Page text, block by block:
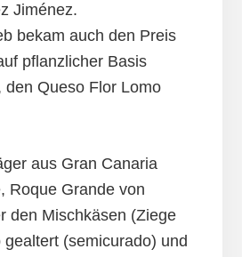
Jiménez.
bekam auch den Preis
pflanzlicher Basis
den Queso Flor Lomo
aus Gran Canaria
Roque Grande von
den Mischkäsen (Ziege
(semicurado) und